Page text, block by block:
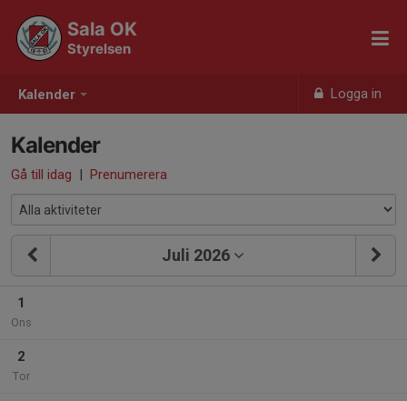
Kalender Logga in
Sala OK
Styrelsen
Kalender
Gå till idag | Prenumerera
Juli 2026
1
Ons
2
Tor